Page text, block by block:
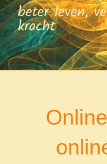
beter leven,
kracht